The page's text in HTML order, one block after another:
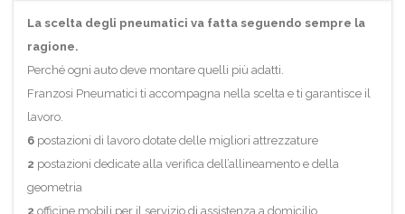
La scelta degli pneumatici va fatta seguendo sempre la
ragione.
Perché ogni auto deve montare quelli più adatti.
Franzosi Pneumatici ti accompagna nella scelta e ti garantisce il
lavoro.
6 postazioni di lavoro dotate delle migliori attrezzature
2 postazioni dedicate alla verifica dell’allineamento e della
geometria
2 officine mobili per il servizio di assistenza a domicilio